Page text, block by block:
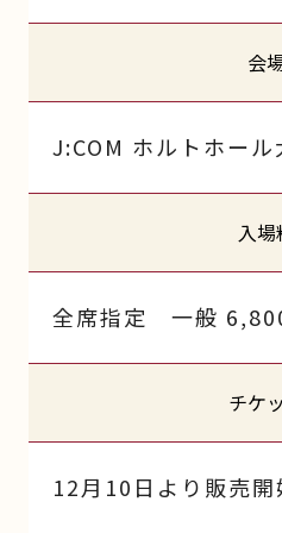
会
J:COM ホルトホー
入場
全席指定 一般
チケ
12月10日より販売開